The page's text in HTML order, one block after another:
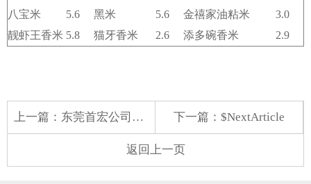
八宝米
5.6 黑米 5.6 金禧家油粘米
3.0
靓虾王香米 5.8 猫牙香米 2.6 添多碗香米 2.9
上一篇： 东莞首宏公司水果配送价格表 2025-10-27 下一篇：$NextArticle
返回上一页